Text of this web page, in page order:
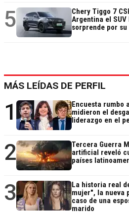
5
Chery Tiggo 7
Argentina el
sorprende por
MÁS LEÍDAS DE PERFIL
1
Encuesta rumbo
midieron el
liderazgo en el
2
Tercera Guerra
artificial reveló
países
3
La historia real
mujer", la nueva
caso de una
marido